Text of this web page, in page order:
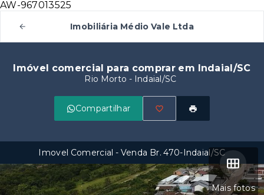
AW-967013525
Imobiliária Médio Vale Ltda
Imóvel comercial para comprar em Indaial/SC
Rio Morto - Indaial/SC
Compartilhar
Mais fotos
Imovel Comercial - Venda Br. 470-Indaial/SC